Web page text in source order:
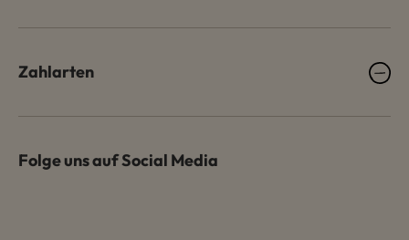
Zahlarten
Folge uns auf Social Media